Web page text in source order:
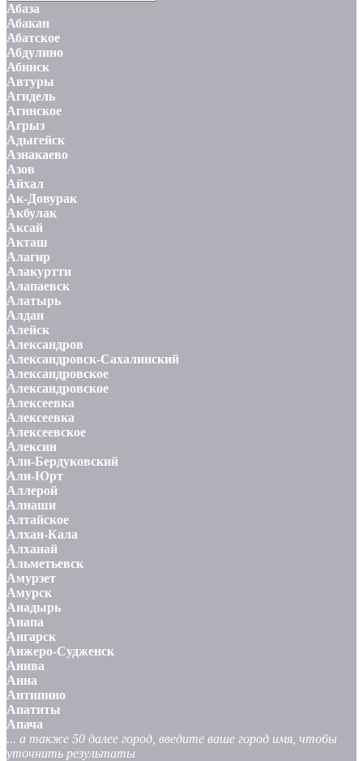
Абаза
Абакан
Абатское
Абдулино
Абинск
Автуры
Агидель
Агинское
Агрыз
Адыгейск
Азнакаево
Азов
Айхал
Ак-Довурак
Акбулак
Аксай
Акташ
Алагир
Алакуртти
Алапаевск
Алатырь
Алдан
Алейск
Александров
Александровск-Сахалинский
Александровское
Александровское
Алексеевка
Алексеевка
Алексеевское
Алексин
Али-Бердуковский
Али-Юрт
Аллерой
Алнаши
Алтайское
Алхан-Кала
Алханай
Альметьевск
Амурзет
Амурск
Анадырь
Анапа
Ангарск
Анжеро-Судженск
Анива
Анна
Антипино
Апатиты
Апача
... а также 50 далее город, введите ваше город имя, чтобы
уточнить результаты